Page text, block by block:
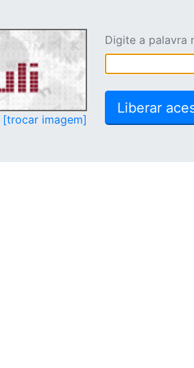
[trocar imagem]
Digite a palavra